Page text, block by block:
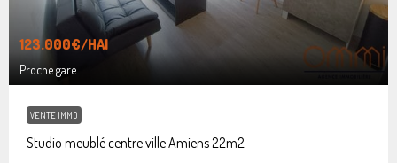
123.000€/HAI
Proche gare
VENTE IMMO
Studio meublé centre ville Amiens 22m2